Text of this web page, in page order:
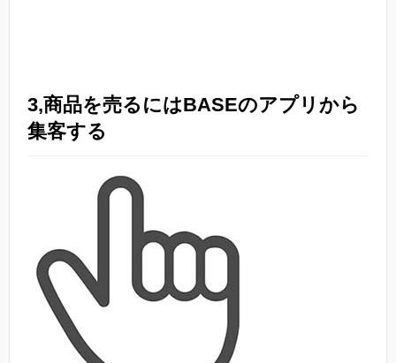
3,商品を売るにはBASEのアプリから
集客する